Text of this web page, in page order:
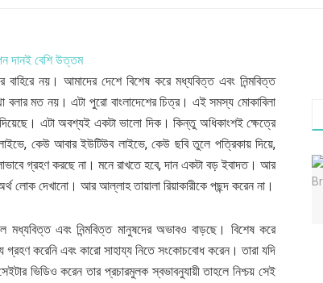
নয়। আমাদের দেশে বিশেষ করে মধ্যবিত্ত এবং নিন্মবিত্ত
বলার মত নয়। এটা পুরো বাংলাদেশের চিত্র। এই সমস্য মোকাবিলা
এটা অবশ্যই একটা ভালো দিক। কিন্তু অধিকাংশই ক্ষেত্রে
কেউ আবার ইউটিউব লাইভে, কেউ ছবি তুলে পত্রিকায় দিয়ে,
গ্রহণ করছে না। মনে রাখতে হবে, দান একটা বড় ইবাদত। আর
লোক দেখানো। আর আল্লাহ তায়ালা রিয়াকারীকে পছন্দ করেন না।
মধ্যবিত্ত এবং নিন্মবিত্ত মানুষদের অভাবও বাড়ছে। বিশেষ করে
করেনি এবং কারো সাহায্য নিতে সংকোচবোধ করেন। তারা যদি
ভিডিও করেন তার প্রচারমুলক স্বভাবনুযায়ী তাহলে নিশ্চয় সেই